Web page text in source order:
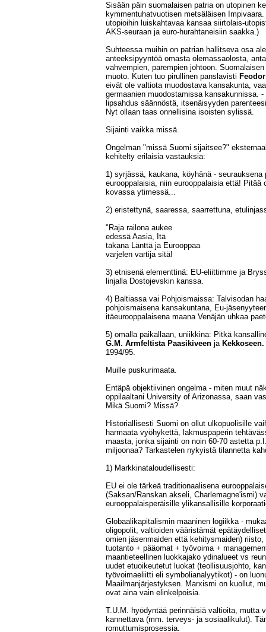
Sisään päin suomalaisen patria on utopinen
kymmentuhatvuotisen metsäläisen
utopioihin luiskahtavaa kansaa siirtolais-
AKS-seuraan ja euro-hurahtaneisiin saakka.)
Suhteessa muihin on patrian hallitseva osa
anteeksipyyntöä omasta olemassaolosta,
vahvempien, parempien johtoon.
muoto. Kuten tuo pirullinen panslavisti
eivät ole valtiota muodostava kansakunta,
germaanien muodostamissa kansakunnissa.
lipsahdus säännöstä, itsenäisyyden
Nyt ollaan taas onnellisina isoisten sylissä.
Sijainti vaikka missä.
Ongelman "missä Suomi sijaitsee?"
kehitelty erilaisia vastauksia:
1) syrjässä, kaukana, köyhänä -
eurooppalaisia, niin eurooppalaisia että! Pitää
kovassa ytimessä...
2) eristettynä, saaressa, saarrettuna,
"Raja railona aukee
edessä Aasia, Itä
takana Länttä ja Eurooppaa
varjelen vartija sitä!
3) etnisenä elementtinä: EU-eliittimme ja
linjalla Dostojevskin kanssa.
4) Baltiassa vai Pohjoismaissa: Talvisodan
pohjoismaisena kansakuntana, Eu-
itäeurooppalaisena maana Venäjän uhkaa
5) omalla paikallaan, uniikkina: Pitkä
G.M. Armfeltista Paasikiveen ja Kekkoseen.
1994/95.
Muille puskurimaata.
Entäpä objektiivinen ongelma - miten muut
oppilaaltani University of Arizonassa, saan
Mikä Suomi? Missä?
Historiallisesti Suomi on ollut ulkopuolisille
harmaata vyöhykettä, lakmuspaperin
maasta, jonka sijainti on noin 60-70 astetta
miljoonaa? Tarkastelen nykyistä tilannetta
1) Markkinataloudellisesti:
EU ei ole tärkeä traditionaalisena
(Saksan/Ranskan akseli, Charlemagne'ismi)
eurooppalaisperäisille ylikansallisille
Globaalikapitalismin maaninen logiikka -
oligopolit, valtioiden vääristämät
omien jäsenmaiden että kehitysmaiden)
tuotanto + pääomat + työvoima +
maantieteellinen luokkajako ydinalueet vs
uudet etuoikeutetut luokat (teollisuusjohto,
työvoimaeliitti eli symbolianalyytikot) - on
Maailmanjärjestyksen. Marxismi on kuollut,
ovat aina vain elinkelpoisia.
T.U.M. hyödyntää perinnäisiä valtioita, mutta
kannettava (mm. terveys- ja sosiaalikulut).
romuttumisprosessia.